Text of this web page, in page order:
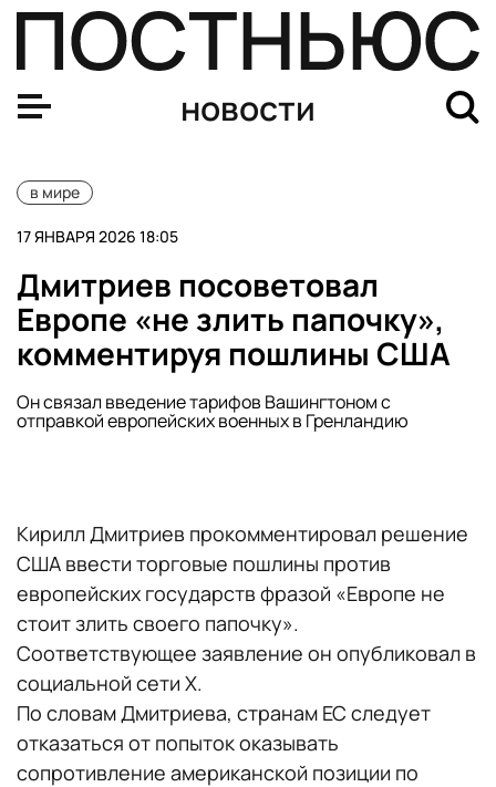
новости
в мире
17 ЯНВАРЯ 2026 18:05
Дмитриев посоветовал
Европе «не злить папочку»,
комментируя пошлины США
Он связал введение тарифов Вашингтоном с
отправкой европейских военных в Гренландию
Кирилл Дмитриев прокомментировал решение
США ввести торговые пошлины против
европейских государств фразой «Европе не
стоит злить своего папочку».
Соответствующее заявление он опубликовал в
социальной сети X.
По словам Дмитриева, странам ЕС следует
отказаться от попыток оказывать
сопротивление американской позиции по
Индийскую авиакомпанию IndiGo оштрафовали на